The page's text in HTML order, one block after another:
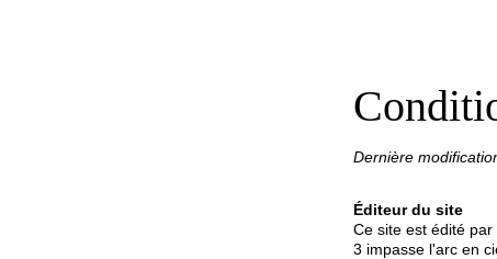
Dernière
Éditeur du site
Ce site est édité par
3 impasse l'arc en